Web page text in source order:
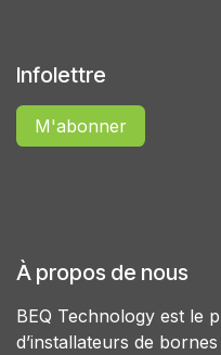
Infolettre
M'abonner
À propos de nous
BEQ Technology est le
d’installateurs de